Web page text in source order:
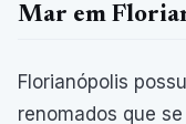
Mar em
Florianópolis
renomados que